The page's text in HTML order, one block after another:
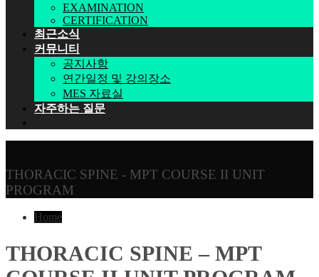
EXAMINATION
CERTIFICATION
최근소식
커뮤니티
공지사항
연간일정 및 강의장소
MES 자료실
자주하는 질문
THORACIC SPINE - MPT COURSE II UNIT
PROGRAM
Home
THORACIC SPINE – MPT